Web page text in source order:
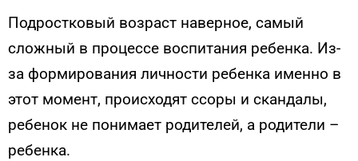
Подростковый возраст наверное, самый
сложный в процессе воспитания ребенка. Из-
за формирования личности ребенка именно в
этот момент, происходят ссоры и скандалы,
ребенок не понимает родителей, а родители –
ребенка.